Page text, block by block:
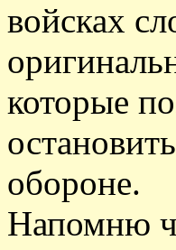
войсках
которые
обороне.
Напомню